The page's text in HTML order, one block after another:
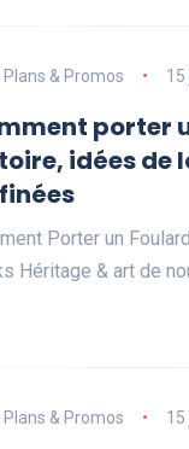
Plans & Promos 15
porter
idées de
Porter un
Héritage & art de
Plans & Promos 15